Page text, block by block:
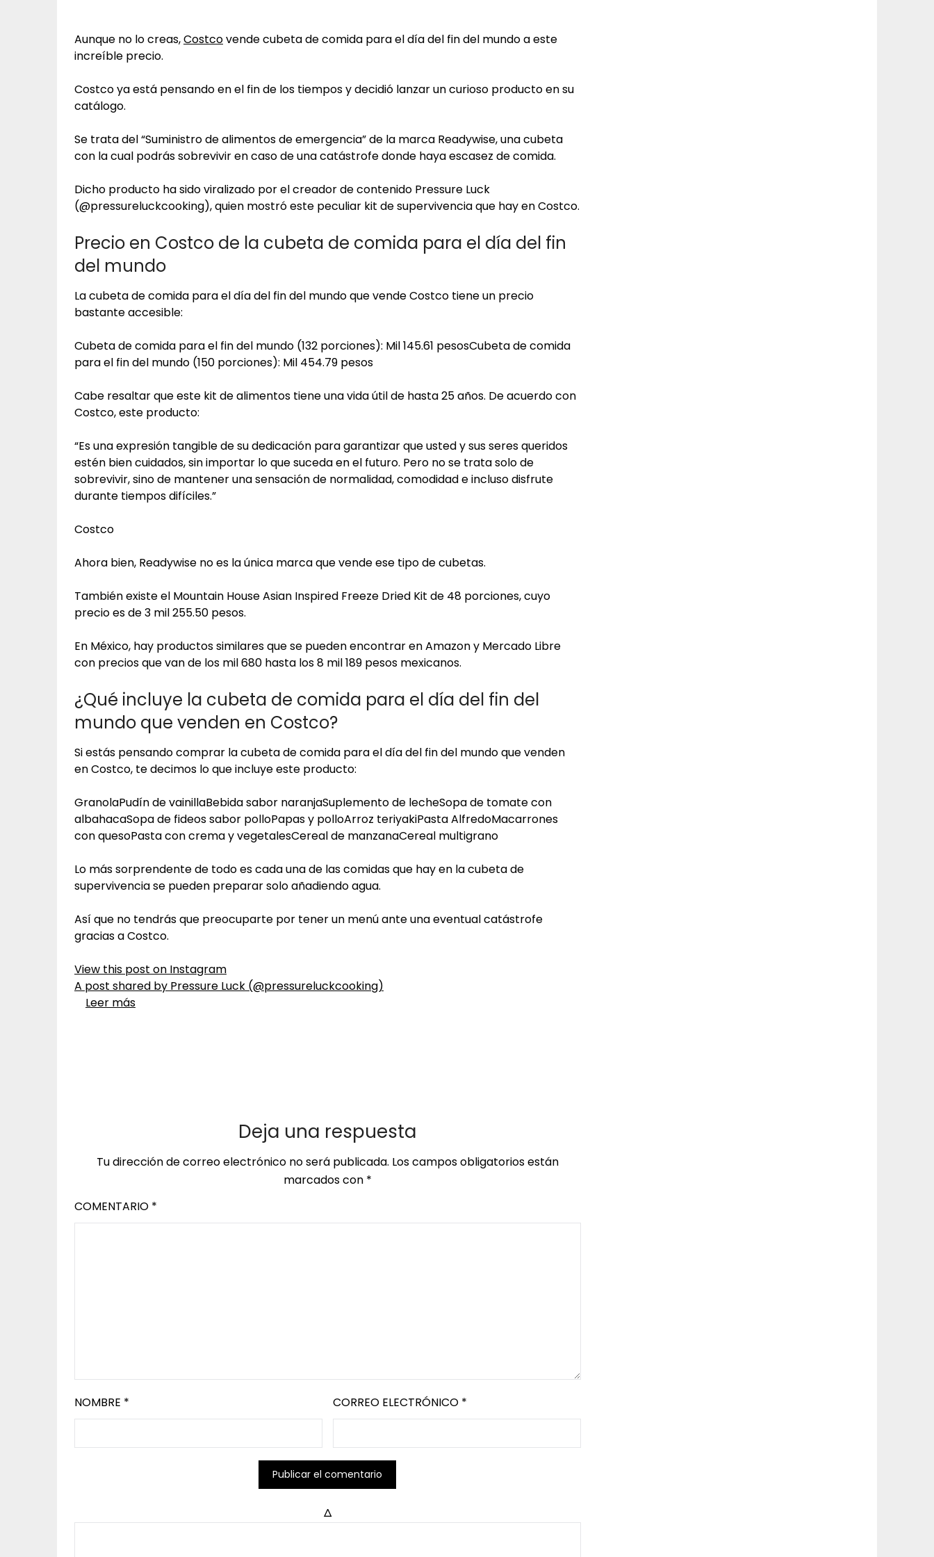
Aunque no lo creas,Costcovende cubeta de comida para el día del fin del mundo a este
increíble precio.
Costco ya está pensando en el fin de los tiempos y decidió lanzar un curioso producto en su
catálogo.
Se trata del “Suministro de alimentos de emergencia” de la marca Readywise, una cubeta
con la cual podrás sobrevivir en caso de una catástrofe donde haya escasez de comida.
Dicho producto ha sido viralizado por el creador de contenido Pressure Luck
(@pressureluckcooking), quien mostró este peculiar kit de supervivencia que hay en Costco.
Precio en Costco de la cubeta de comida para el día del fin
del mundo
La cubeta de comida para el día del fin del mundo que vende Costco tiene un precio
bastante accesible:
Cubeta de comida para el fin del mundo (132 porciones): Mil 145.61 pesosCubeta de comida
para el fin del mundo (150 porciones): Mil 454.79 pesos
Cabe resaltar que este kit de alimentos tiene una vida útil de hasta 25 años. De acuerdo con
Costco, este producto:
“Es una expresión tangible de su dedicación para garantizar que usted y sus seres queridos
estén bien cuidados, sin importar lo que suceda en el futuro. Pero no se trata solo de
sobrevivir, sino de mantener una sensación de normalidad, comodidad e incluso disfrute
durante tiempos difíciles.”
Costco
Ahora bien, Readywise no es la única marca que vende ese tipo de cubetas.
También existe el Mountain House Asian Inspired Freeze Dried Kit de 48 porciones, cuyo
precio es de 3 mil 255.50 pesos.
En México, hay productos similares que se pueden encontrar en Amazon y Mercado Libre
con precios que van de los mil 680 hasta los 8 mil 189 pesos mexicanos.
¿Qué incluye la cubeta de comida para el día del fin del
mundo que venden en Costco?
Si estás pensando comprar la cubeta de comida para el día del fin del mundo que venden
en Costco, te decimos lo que incluye este producto:
GranolaPudín de vainillaBebida sabor naranjaSuplemento de lecheSopa de tomate con
albahacaSopa de fideos sabor polloPapas y polloArroz teriyakiPasta AlfredoMacarrones
con quesoPasta con crema y vegetalesCereal de manzanaCereal multigrano
Lo más sorprendente de todo es cada una de las comidas que hay en la cubeta de
supervivencia se pueden preparar solo añadiendo agua.
Así que no tendrás que preocuparte por tener un menú ante una eventual catástrofe
gracias a Costco.
View this post on Instagram
A post shared by Pressure Luck (@pressureluckcooking)
Leer más
Deja una respuesta
Tu dirección de correo electrónico no será publicada. Los campos obligatorios están
marcados con *
COMENTARIO *
NOMBRE * CORREO ELECTRÓNICO *
Δ